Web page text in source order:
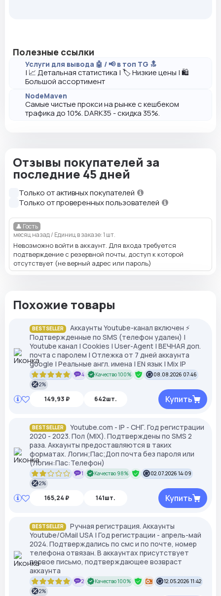
Полезные ссылки
Услуги для вывода 🤖 / 📢 в топ TG 🔝
| 📈 Детальная статистика | 🏷️ Низкие цены | 🛍️
Большой ассортимент
NodeMaven
Самые чистые прокси на рынке с кешбеком
трафика до 10%. DARK35 - скидка 35%.
Отзывы покупателей за
последние 45 дней
Только от активных покупателей
Только от проверенных пользователей
👤 Гость
месяц назад/ Единиц в заказе: 1 шт.
Невозможно войти в аккаунт. Для входа требуется
подтверждение с резервной почты, доступ к которой
отсутствует (не верный адрес или пароль)
Похожие товары
BESTSELLER
Аккаунты Youtube-канал включен ⚡️
Подтвержденные по SMS (телефон удален) |
Youtube канал | Cookies | User-Agent | ВЕЧНАЯ доп.
почта с паролем | Отлежка от 7 дней аккаунта
google | Реальные англ. имена | EN язык | Mix IP
4 Качество 100%
08.08.2026 07:46
2%
149,93 ₽ 642шт. Купить
BESTSELLER
Youtube.com - IP - СНГ. Год регистрации
2020 - 2023. Пол (MIX). Подтверждены по SMS 2
раза. Аккаунты предоставляются в таких
форматах. Логин;Пас;Доп почта без пароля или
(Логин:Пас:Телефон)
1 Качество 98%
02.07.2026 14:09
2%
165,24 ₽ 141шт. Купить
BESTSELLER
Ручная регистрация. Аккаунты
Youtube/GMail USA | Год регистрации - апрель-май
2024. Подтверждались по смс и по почте, номер
телефона отвязан. В аккаунтах присутствует
первое письмо, подтверждающее возвраст
аккаунта
2 Качество 100%
12.05.2026 11:42
2%